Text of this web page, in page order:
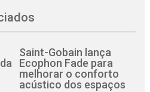
Saint-Gobain lança
Ecophon Fade para
melhorar o conforto
acústico dos espaços